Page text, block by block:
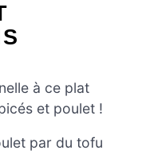
à ce plat
et poulet !
par du tofu